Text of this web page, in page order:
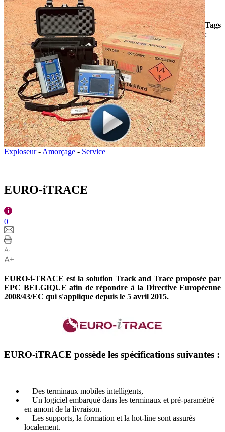
Tags
:
Exploseur- Amorçage - Service
EURO-iTRACE
0
EURO-i-TRACE est la solution Track and Trace proposée par
EPC BELGIQUE afin de répondre à la Directive Européenne
2008/43/EC qui s'applique depuis le 5 avril 2015.
EURO-iTRACE possède les spécifications suivantes :
Des terminaux mobiles intelligents,
Un logiciel embarqué dans les terminaux et pré-paramétré
en amont de la livraison.
Les supports, la formation et la hot-line sont assurés
localement.